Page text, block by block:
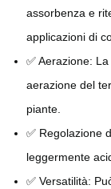
assorbenza e
applicazioni di
✅ Aerazione:
aerazione del
piante.
✅ Regolazione
leggermente
✅ Versatilità: